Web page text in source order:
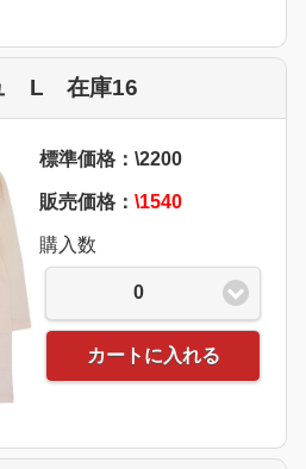
L 在庫16
標準価格：\2200
販売価格： \1540
購入数
0
カートに入れる